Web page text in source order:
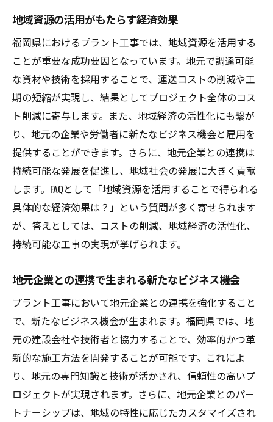
プラント工事が地域文化にもたらす影響
地元調達の重要性が増すプラント工事の現場
地元調達のメリットと課題
資材調達の最適化に向けた取り組み
福岡県ならではの地元調達の特性
地元サプライヤーの信頼関係構築法
コスト削減を実現する調達戦略
地元調達が施工スピードに与える影響
福岡県のプラント工事における環境配慮型アプ
ローチ
環境に優しい施工方法の導入事例
省エネ技術と再生可能エネルギーの活用
地元の生態系への影響を最小限に抑える工
廃棄物削減を目指した施工計画
地域の環境政策とプラント工事の関係
環境負荷を減らすための新技術
地域企業と連携して実現する持続可能なプラン
ト工事
持続可能なプロジェクトの計画と実施
地域資源の活用がもたらす経済効果
福岡県におけるプラント工事では、地域資源を活用する
ことが重要な成功要因となっています。地元で調達可能
な資材や技術を採用することで、運送コストの削減や工
期の短縮が実現し、結果としてプロジェクト全体のコス
ト削減に寄与します。また、地域経済の活性化にも繋が
り、地元の企業や労働者に新たなビジネス機会と雇用を
提供することができます。さらに、地元企業との連携は
持続可能な発展を促進し、地域社会の発展に大きく貢献
します。FAQとして「地域資源を活用することで得られる
具体的な経済効果は？」という質問が多く寄せられます
が、答えとしては、コストの削減、地域経済の活性化、
持続可能な工事の実現が挙げられます。
地元企業との連携で生まれる新たなビジネス機会
プラント工事において地元企業との連携を強化すること
で、新たなビジネス機会が生まれます。福岡県では、地
元の建設会社や技術者と協力することで、効率的かつ革
新的な施工方法を開発することが可能です。これによ
り、地元の専門知識と技術が活かされ、信頼性の高いプ
ロジェクトが実現されます。さらに、地元企業とのパー
トナーシップは、地域の特性に応じたカスタマイズされ